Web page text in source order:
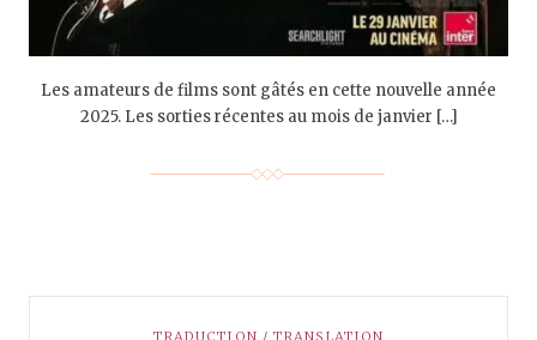
Les amateurs de films sont gâtés en cette nouvelle année
2025. Les sorties récentes au mois de janvier […]